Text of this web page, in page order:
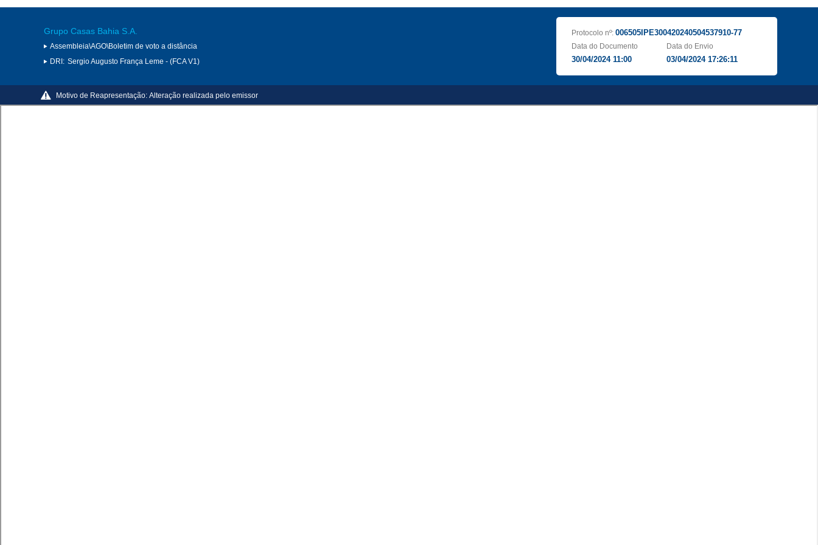
Grupo Casas Bahia S.A.
Assembleia\AGO\Boletim de voto a distância
DRI: Sergio Augusto França Leme - (FCA V1)
Protocolo nº: 006505IPE300420240504537910-77
Data do Documento
30/04/2024 11:00
Data do Envio
03/04/2024 17:26:11
Motivo de Reapresentação: Alteração realizada pelo emissor